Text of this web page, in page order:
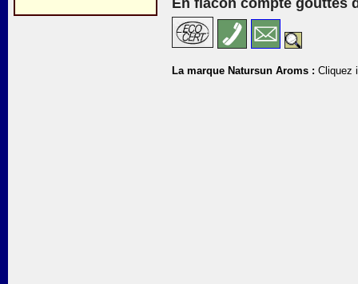
En flacon compte gouttes
La marque Natursun Aroms : Cliquez